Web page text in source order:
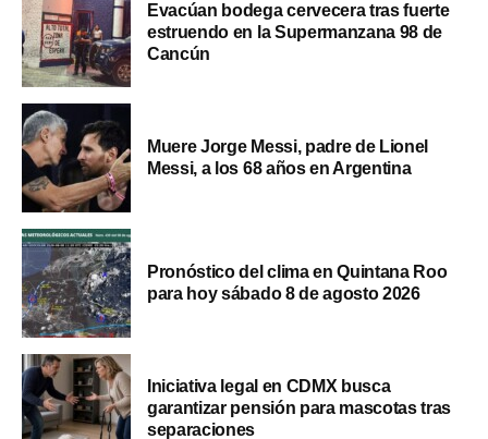
Evacúan bodega cervecera tras fuerte
estruendo en la Supermanzana 98 de
Cancún
Muere Jorge Messi, padre de Lionel
Messi, a los 68 años en Argentina
Pronóstico del clima en Quintana Roo
para hoy sábado 8 de agosto 2026
Iniciativa legal en CDMX busca
garantizar pensión para mascotas tras
separaciones